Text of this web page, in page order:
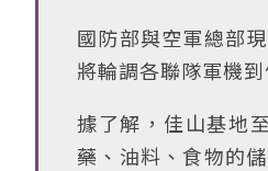
國防部與空軍總部
將輪調各聯隊軍機
據了解，佳山基地
藥、油料、食物的